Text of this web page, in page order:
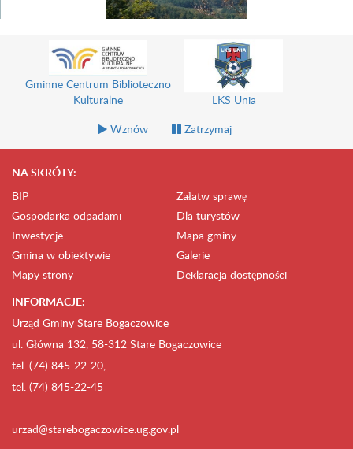
Gminne Centrum Biblioteczno
Kulturalne
LKS Unia
Wznów
Zatrzymaj
NA SKRÓTY:
BIP
Załatw sprawę
Gospodarka odpadami
Dla turystów
Inwestycje
Mapa gminy
Gmina w obiektywie
Galerie
Mapy strony
Deklaracja dostępności
INFORMACJE:
Urząd Gminy Stare Bogaczowice
ul. Główna 132, 58-312 Stare Bogaczowice
tel. (74) 845-22-20,
tel. (74) 845-22-45
urzad@starebogaczowice.ug.gov.pl